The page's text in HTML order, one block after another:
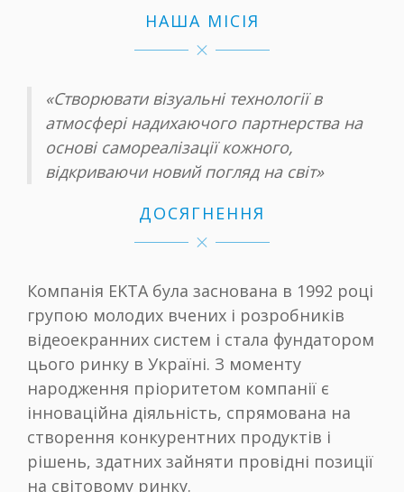
НАША МІСІЯ
«Створювати візуальні технології в
атмосфері надихаючого партнерства на
основі самореалізації кожного,
відкриваючи новий погляд на світ»
ДОСЯГНЕННЯ
Компанія EKTA була заснована в 1992 році
групою молодих вчених і розробників
відеоекранних систем і стала фундатором
цього ринку в Україні. З моменту
народження пріоритетом компанії є
інноваційна діяльність, спрямована на
створення конкурентних продуктів і
рішень, здатних зайняти провідні позиції
на світовому ринку.